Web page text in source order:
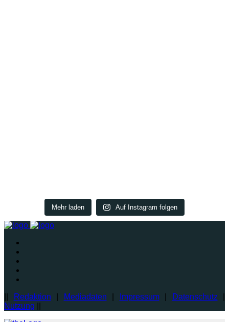
Mehr laden Auf Instagram folgen
Redaktion Mediadaten Impressum| Datenschutz
Nutzung